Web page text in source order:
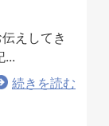
えしてき
...
続きを読む